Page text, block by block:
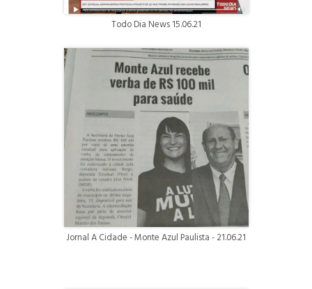
Todo Dia News 15.06.21
Jornal A Cidade - Monte Azul Paulista - 21.06.21